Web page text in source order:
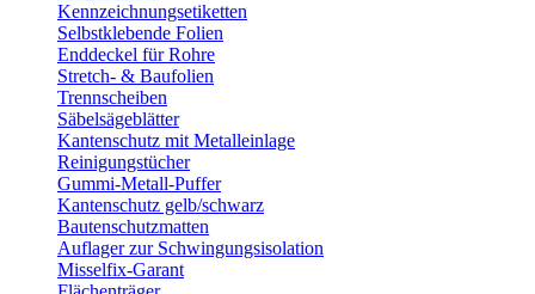
Kennzeichnungsetiketten
Selbstklebende Folien
Enddeckel für Rohre
Stretch- & Baufolien
Trennscheiben
Säbelsägeblätter
Kantenschutz mit Metalleinlage
Reinigungstücher
Gummi-Metall-Puffer
Kantenschutz gelb/schwarz
Bautenschutzmatten
Auflager zur Schwingungsisolation
Misselfix-Garant